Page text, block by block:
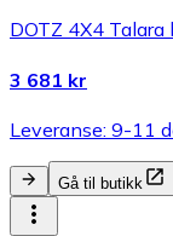
DOTZ 4X4
3 681 kr
Leveranse: 9-11
Gå til butikk